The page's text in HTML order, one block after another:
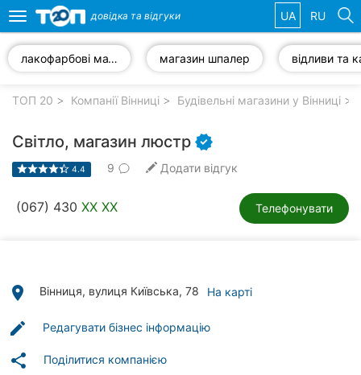
компанії
клініки
Автошколи
Toggle
navigation
довідка та відгуки UA RU
лакофарбові матеріали магазин шпалер
ТОП 20 Компанії Вінниці Будівельні магазини у Вінниці
Світло, магазин люстр
4.4 9 Додати відгук
(067) 430 XX XX Телефонувати
place Вінниця, вулиця Київська, 78 На карті
edit Редагувати бізнес інформацію
share Поділитися компанією